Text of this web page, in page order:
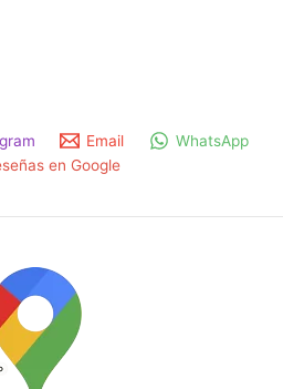
Email
WhatsApp
en Google